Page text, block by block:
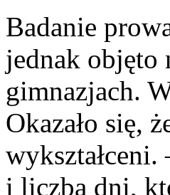
Badanie
jednak
gimnazjach.
Okazało się,
wykształceni.
i liczba dni,